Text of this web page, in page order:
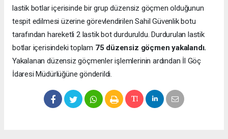
lastik botlar içerisinde bir grup düzensiz göçmen olduğunun
tespit edilmesi üzerine görevlendirilen Sahil Güvenlik botu
tarafından hareketli 2 lastik bot durduruldu. Durdurulan lastik
botlar içerisindeki toplam 75 düzensiz göçmen yakalandı.
Yakalanan düzensiz göçmenler işlemlerinin ardından İl Göç
İdaresi Müdürlüğüne gönderildi.